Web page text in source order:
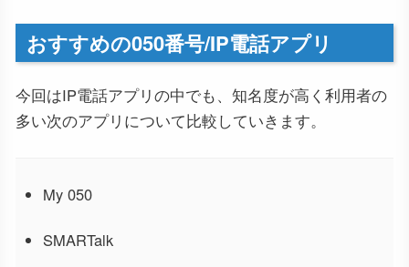
おすすめの050番号/IP電話アプリ
今回はIP電話アプリの中でも、知名度が高く利用者の
多い次のアプリについて比較していきます。
My 050
SMARTalk